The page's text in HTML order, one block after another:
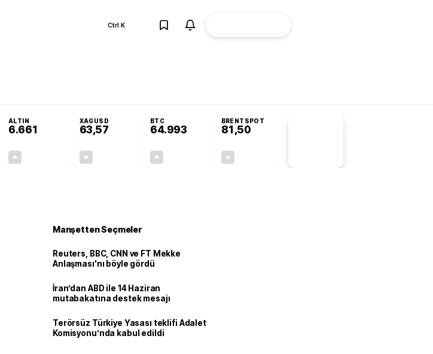
Ctrl K
ALTIN
6.661
XAGUSD
63,57
BTC
64.993
BRENTSPOT
81,50
Manşetten Seçmeler
Reuters, BBC, CNN ve FT Mekke
Anlaşması'nı böyle gördü
İran’dan ABD ile 14 Haziran
mutabakatına destek mesajı
Terörsüz Türkiye Yasası teklifi Adalet
Komisyonu’nda kabul edildi